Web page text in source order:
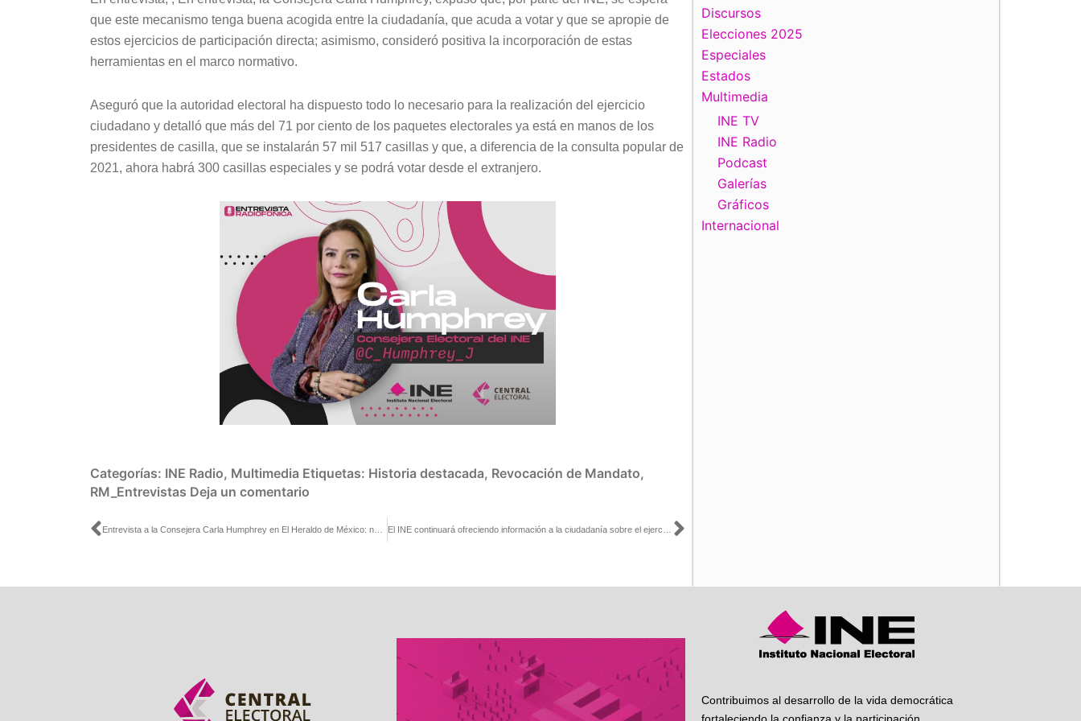
que este mecanismo tenga buena acogida entre la ciudadanía, que acuda a votar y que se apropie de
estos ejercicios de participación directa; asimismo, consideró positiva la incorporación de estas
herramientas en el marco normativo.
Aseguró que la autoridad electoral ha dispuesto todo lo necesario para la realización del ejercicio
ciudadano y detalló que más del 71 por ciento de los paquetes electorales ya está en manos de los
presidentes de casilla, que se instalarán 57 mil 517 casillas y que, a diferencia de la consulta popular de
2021, ahora habrá 300 casillas especiales y se podrá votar desde el extranjero.
Categorías: INE Radio, Multimedia Etiquetas: Historia destacada, Revocación de Mandato,
RM_Entrevistas Deja un comentario
Ant Siguiente
Discursos
Elecciones 2025
Especiales
Estados
Multimedia
INE TV
INE Radio
Podcast
Galerías
Gráficos
Internacional
Contribuimos al desarrollo de la vida democrática
fortaleciendo la confianza y la participación